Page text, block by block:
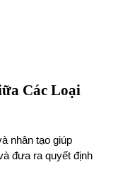
Các Loại
nhân tạo giúp
đưa ra quyết định